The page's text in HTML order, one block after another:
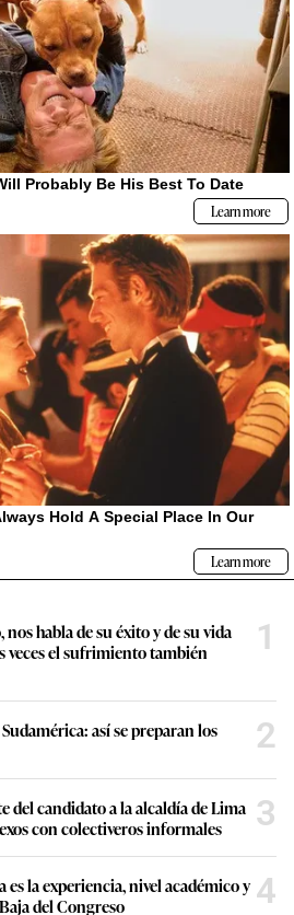
habla de su éxito y de su vida
veces el sufrimiento también
1
así se preparan los
2
del candidato a la alcaldía de Lima
con colectiveros informales
3
es la experiencia, nivel académico y
del Congreso
4